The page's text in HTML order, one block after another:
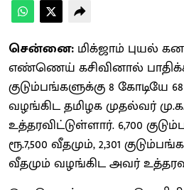
சென்னை: மிக்ஜாம் புயல்
எண்ணெய் கசிவினால்
குடும்பங்களுக்கு 8 கோடியே
வழங்கிட தமிழக முதல்வர்
உத்தரவிட்டுள்ளார். 6,700
ரூ.7,500 வீதமும், 2,301
வீதமும் வழங்கிட அவர்